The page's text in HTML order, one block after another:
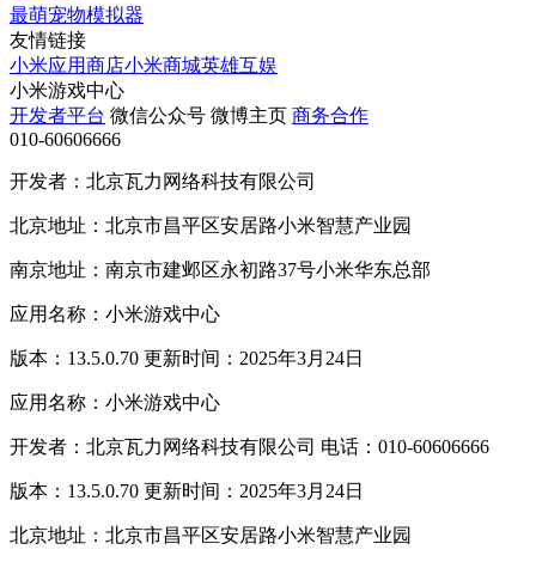
最萌宠物模拟器
友情链接
小米应用商店小米商城英雄互娱
小米游戏中心
开发者平台 微信公众号 微博主页 商务合作
010-60606666
开发者：北京瓦力网络科技有限公司
北京地址：北京市昌平区安居路小米智慧产业园
南京地址：南京市建邺区永初路37号小米华东总部
应用名称：小米游戏中心
版本：13.5.0.70 更新时间：2025年3月24日
应用名称：小米游戏中心
开发者：北京瓦力网络科技有限公司 电话：010-60606666
版本：13.5.0.70 更新时间：2025年3月24日
北京地址：北京市昌平区安居路小米智慧产业园